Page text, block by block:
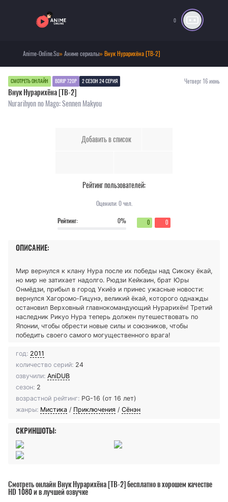
0
Anime-Online.Su»Аниме сериалы» Внук Нурарихёна [ТВ-2]
СМОТРЕТЬ ОНЛАЙН BDRIP 720P 2 СЕЗОН 24 СЕРИЯ Четверг 16 июнь
Внук Нурарихёна [ТВ-2]
Nurarihyon no Mago: Sennen Makyou
Добавить в список
Рейтинг пользователей:
Оценили:0чел.
Рейтинг:
0% 0 0
ОПИСАНИЕ:
Мир вернулся к клану Нура после их победы над Сикоку ёкай,
но мир не затихает надолго. Рюдзи Кейкаин, брат Юры
Онмёдзи, прибыл в город Укиёэ и принес ужасные новости:
вернулся Хагоромо-Гицунэ, великий ёкай, которого однажды
остановил Верховный главнокомандующий Нурарихён! Третий
наследник Рикуо Нура теперь должен путешествовать по
Японии, чтобы обрести новые силы и союзников, чтобы
победить своего самого могущественного врага!
год: 2011
количество серий: 24
озвучили: AniDUB
сезон: 2
возрастной рейтинг: PG-16 (от 16 лет)
жанры: Мистика / Приключения / Сёнэн
СКРИНШОТЫ:
Смотреть онлайн Внук Нурарихёна [ТВ-2] бесплатно в хорошем качестве
HD 1080 и в лучшей озвучке